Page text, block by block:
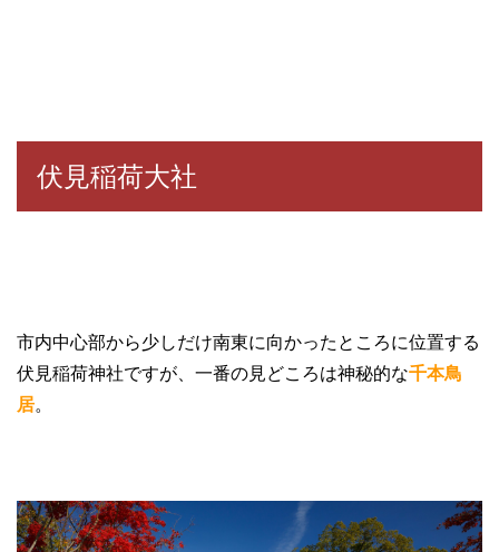
伏見稲荷大社
市内中心部から少しだけ南東に向かったところに位置する
伏見稲荷神社ですが、一番の見どころは神秘的な千本鳥
居。